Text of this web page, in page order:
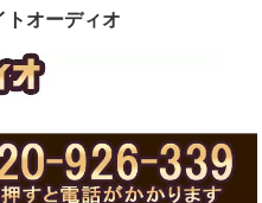
トオーディオ